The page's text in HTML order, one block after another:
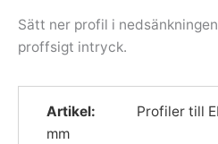
Sätt ner profil i
proffsigt intryck.
Profiler till
mm